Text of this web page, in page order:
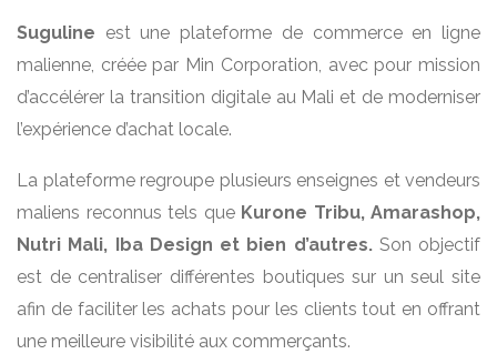
Suguline est une plateforme de commerce en ligne
malienne, créée par Min Corporation, avec pour mission
d’accélérer la transition digitale au Mali et de moderniser
l’expérience d’achat locale.
La plateforme regroupe plusieurs enseignes et vendeurs
maliens reconnus tels que Kurone Tribu, Amarashop,
Nutri Mali, Iba Design et bien d’autres.Son objectif
est de centraliser différentes boutiques sur un seul site
afin de faciliter les achats pour les clients tout en offrant
une meilleure visibilité aux commerçants.